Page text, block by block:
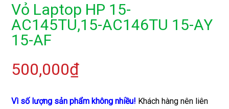
Vỏ Laptop HP 15-
AC145TU,15-AC146TU 15-AY
15-AF
500,000₫
Vì số lượng sản phẩm không nhiều! Khách hàng nên liên